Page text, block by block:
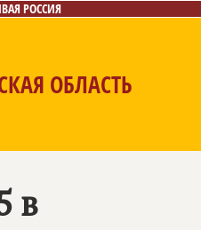
РОССИЯ
ОБЛАСТЬ
в